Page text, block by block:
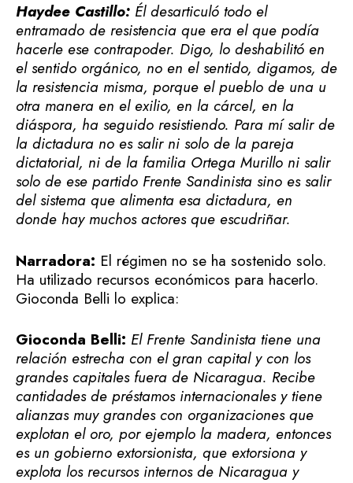
Haydee Castillo: Él desarticuló todo el
entramado de resistencia que era el que podía
hacerle ese contrapoder. Digo, lo deshabilitó en
el sentido orgánico, no en el sentido, digamos, de
la resistencia misma, porque el pueblo de una u
otra manera en el exilio, en la cárcel, en la
diáspora, ha seguido resistiendo. Para mí salir de
la dictadura no es salir ni solo de la pareja
dictatorial, ni de la familia Ortega Murillo ni salir
solo de ese partido Frente Sandinista sino es salir
del sistema que alimenta esa dictadura, en
donde hay muchos actores que escudriñar.
Narradora: El régimen no se ha sostenido solo.
Ha utilizado recursos económicos para hacerlo.
Gioconda Belli lo explica:
Gioconda Belli: El Frente Sandinista tiene una
relación estrecha con el gran capital y con los
grandes capitales fuera de Nicaragua. Recibe
cantidades de préstamos internacionales y tiene
alianzas muy grandes con organizaciones que
explotan el oro, por ejemplo la madera, entonces
es un gobierno extorsionista, que extorsiona y
explota los recursos internos de Nicaragua y